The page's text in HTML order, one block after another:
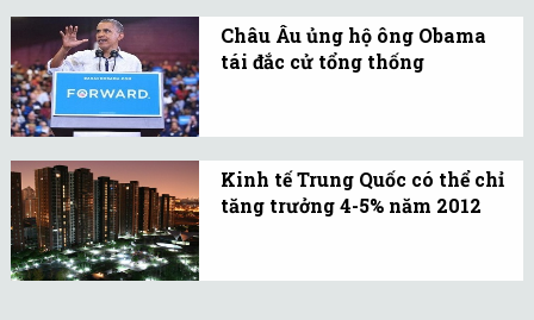
đối thủ Romney trong
cuộc đua vào Nhà Trắng
với khoảng cách 7 điểm.
Châu Âu ủng hộ ông Obama
tái đắc cử tổng thống
ủng hộ tổng thống Obama
tái đắc cử thêm một
nhiệm kỳ nữa.
Kinh tế Trung Quốc có thể chỉ
tăng trưởng 4-5% năm 2012